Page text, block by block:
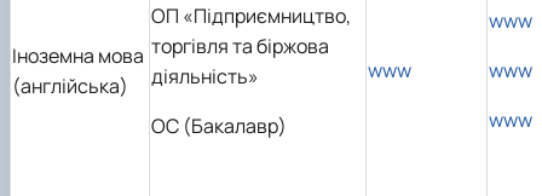
Іноземна мова
(англійська)
ОП «Підприємництво,
торгівля та біржова
діяльність»
ОС (Бакалавр)
www
www
www
www